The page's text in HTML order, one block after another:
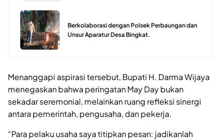
Berkolaborasi dengan Polsek Perbaungan dan
Unsur Aparatur Desa Bingkat.
Menanggapi aspirasi tersebut, Bupati H. Darma Wijaya
menegaskan bahwa peringatan May Day bukan
sekadar seremonial, melainkan ruang refleksi sinergi
antara pemerintah, pengusaha, dan pekerja.
“Para pelaku usaha saya titipkan pesan: jadikanlah